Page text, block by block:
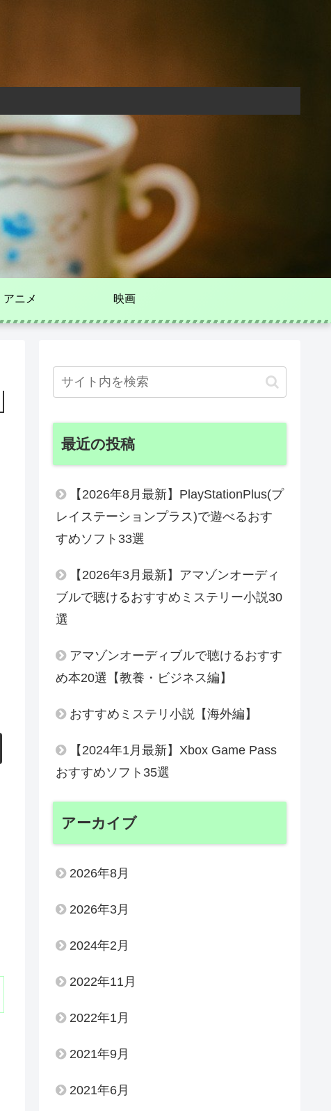
アニメ 映画
最近の投稿
【2026年8月最新】PlayStationPlus(プ
レイステーションプラス)で遊べるおす
すめソフト33選
【2026年3月最新】アマゾンオーディ
ブルで聴けるおすすめミステリー小説30
選
アマゾンオーディブルで聴けるおすす
め本20選【教養・ビジネス編】
おすすめミステリ小説【海外編】
【2024年1月最新】Xbox Game Pass
おすすめソフト35選
アーカイブ
2026年8月
2026年3月
2024年2月
2022年11月
2022年1月
2021年9月
2021年6月